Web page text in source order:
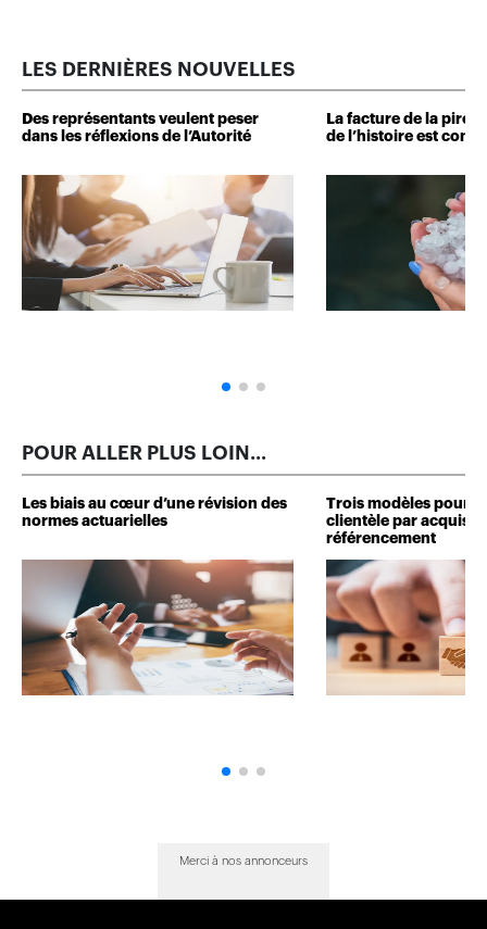
LES DERNIÈRES NOUVELLES
Des représentants veulent peser
dans les réflexions de l’Autorité
La facture de la pire
de l’histoire est
POUR ALLER PLUS LOIN...
Les biais au cœur d’une révision des
normes actuarielles
Trois modèles pour
clientèle par
référencement
Merci à nos annonceurs